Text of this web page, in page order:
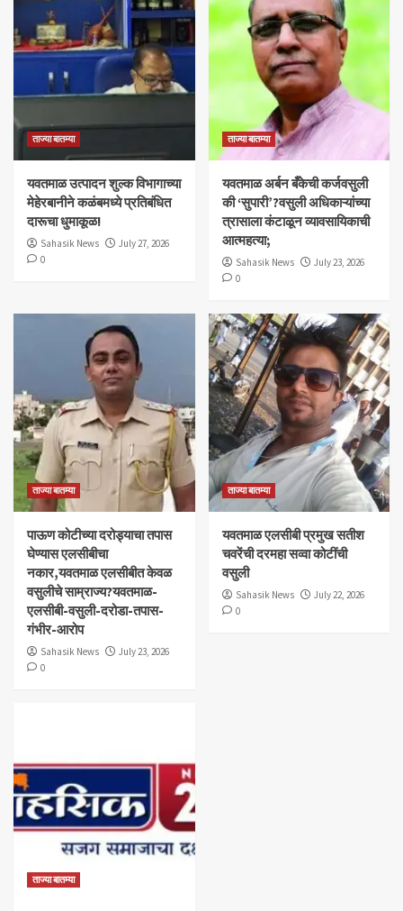
ताज्या बातम्या
यवतमाळ उत्पादन शुल्क विभागाच्या
मेहेरबानीने कळंबमध्ये प्रतिबंधित
दारूचा धुमाकूळ!
Sahasik News
July 27, 2026
0
ताज्या बातम्या
​यवतमाळ अर्बन बँकेची कर्जवसुली
की ‘सुपारी’?वसुली अधिकाऱ्यांच्या
त्रासाला कंटाळून व्यावसायिकाची
आत्महत्या;
Sahasik News
July 23, 2026
0
ताज्या बातम्या
पाऊण कोटीच्या दरोड्याचा तपास
घेण्यास एलसीबीचा
नकार,यवतमाळ एलसीबीत केवळ
वसुलीचे साम्राज्य?यवतमाळ-
एलसीबी-वसुली-दरोडा-तपास-
गंभीर-आरोप
Sahasik News
July 23, 2026
0
ताज्या बातम्या
यवतमाळ एलसीबी प्रमुख सतीश
चवरेंची दरमहा सव्वा कोटींची
वसुली
Sahasik News
July 22, 2026
0
ताज्या बातम्या